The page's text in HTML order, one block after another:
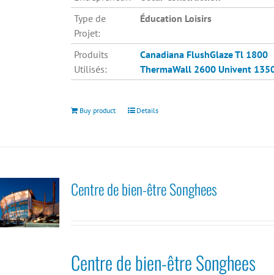
Type de
Projet:
Éducation Loisirs
Produits
Utilisés:
Canadiana FlushGlaze Tl 1800
ThermaWall 2600 Univent
Buy product Details
Centre de bien-être Songhees
Centre de bien-être Songhees